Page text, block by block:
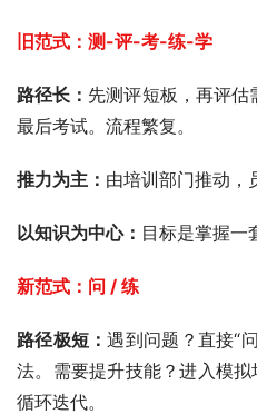
旧范式：测-评-考-练-学
路径长： 先测评短板，再评估
最后考试。流程繁复。
推力为主： 由培训部门推动，
以知识为中心： 目标是掌握一
新范式：问 / 练
路径极短：遇到问题？直接“
法。需要提升技能？进入模
循环迭代。